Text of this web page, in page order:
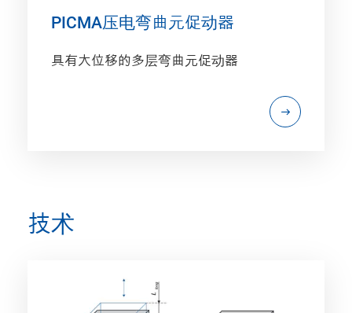
PICMA压电弯曲元促动器
具有大位移的多层弯曲元促动器
技术